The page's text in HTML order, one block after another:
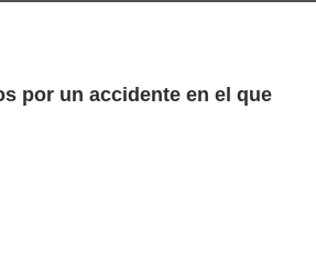
por un accidente en el que